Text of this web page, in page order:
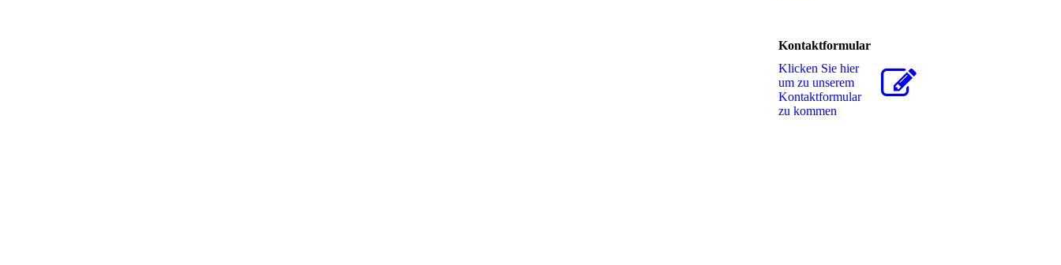
Kontaktformular
Klicken Sie hier
um zu unserem
Kon­takt­for­mu­lar
zu kommen